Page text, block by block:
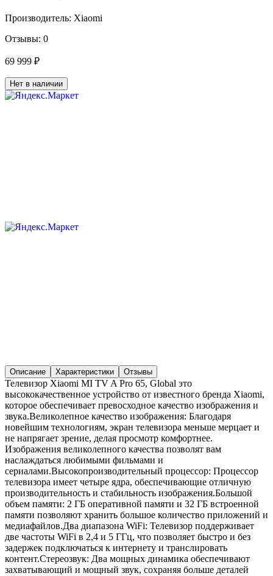
Производитель: Xiaomi
Отзывы: 0
69 999 ₽
Нет в наличии
Описание Характеристики Отзывы
Телевизор Xiaomi MI TV A Pro 65, Global это
высококачественное устройство от известного бренда Xiaomi,
которое обеспечивает превосходное качество изображения и
звука.Великолепное качество изображения: Благодаря
новейшим технологиям, экран телевизора меньше мерцает и
не напрягает зрение, делая просмотр комфортнее.
Изображения великолепного качества позволят вам
наслаждаться любимыми фильмами и
сериалами.Высокопроизводительный процессор: Процессор
телевизора имеет четыре ядра, обеспечивающие отличную
производительность и стабильность изображения.Большой
объем памяти: 2 ГБ оперативной памяти и 32 ГБ встроенной
памяти позволяют хранить большое количество приложений и
медиафайлов.Два диапазона WiFi: Телевизор поддерживает
две частоты WiFi в 2,4 и 5 ГГц, что позволяет быстро и без
задержек подключаться к интернету и транслировать
контент.Стереозвук: Два мощных динамика обеспечивают
захватывающий и мощный звук, сохраняя больше деталей